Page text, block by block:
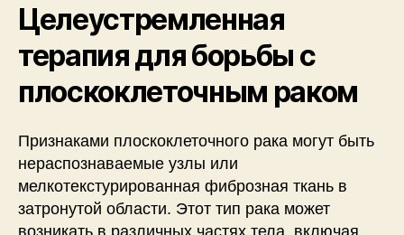
Целеустремленная
терапия для борьбы с
плоскоклеточным раком
Признаками плоскоклеточного рака могут быть
нераспознаваемые узлы или
мелкотекстурированная фиброзная ткань в
затронутой области. Этот тип рака может
возникать в различных частях тела, включая